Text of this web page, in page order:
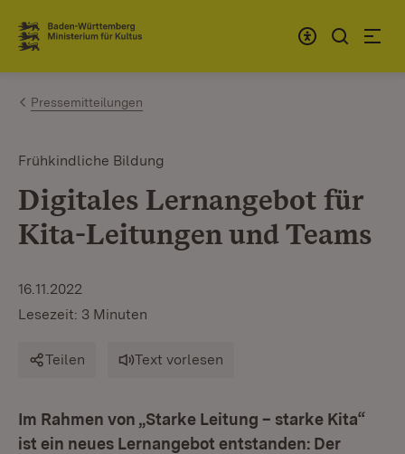
Zum Inhalt springen
Link zur Startseite
Pressemitteilungen
Frühkindliche Bildung
Digitales Lernangebot für
Kita-Leitungen und Teams
16.11.2022
Lesezeit: 3 Minuten
Teilen Text vorlesen
Im Rahmen von „Starke Leitung – starke Kita“
ist ein neues Lernangebot entstanden: Der